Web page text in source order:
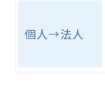
個人→法人